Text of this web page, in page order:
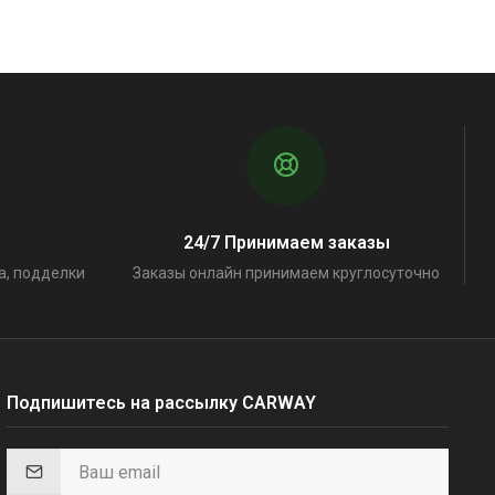
подделки
24/7 Принимаем заказы
Заказы онлайн принимаем круглосуточно
Подпишитесь на рассылку CARWAY